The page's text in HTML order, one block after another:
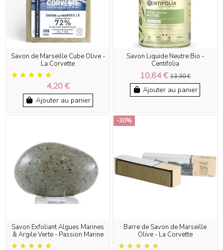
Savon de Marseille Cube Olive -
La Corvette
4,20 €
Ajouter au panier
Savon Liquide Neutre Bio -
Centifolia
10,64 €13,30 €
Ajouter au panier
Savon Exfoliant Algues Marines
& Argile Verte - Passion Marine
-30%
Barre de Savon de Marseille
Olive - La Corvette